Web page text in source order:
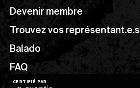
Devenir membre
Trouvez vos représentant.e.s
Balado
FAQ